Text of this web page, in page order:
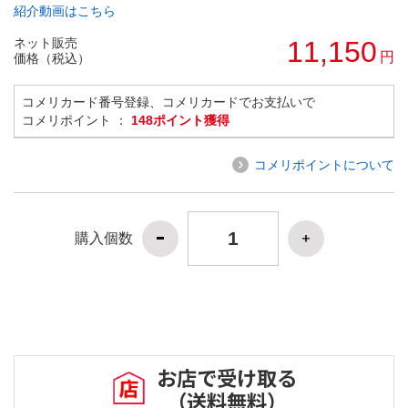
紹介動画はこちら
ネット販売
価格（税込）
11,150 円
コメリカード番号登録、コメリカードでお支払いで
コメリポイント ： 148ポイント獲得
コメリポイントについて
購入個数
お店で受け取る
（送料無料）